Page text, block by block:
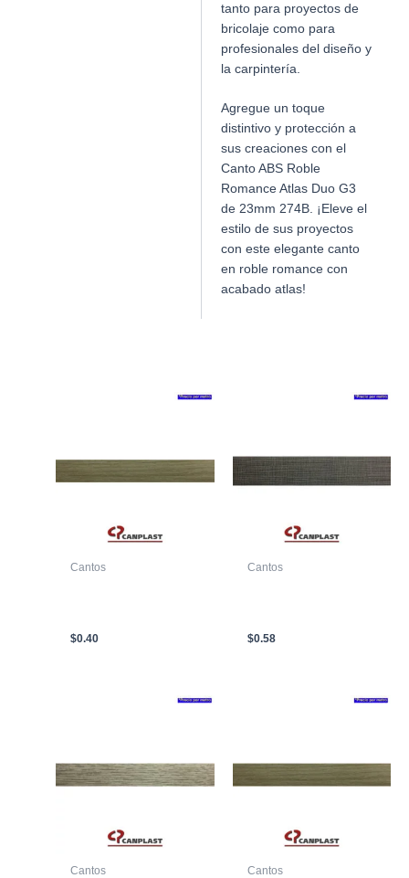
tanto para proyectos de
bricolaje como para
profesionales del diseño y
la carpintería.
Agregue un toque
distintivo y protección a
sus creaciones con el
Canto ABS Roble
Romance Atlas Duo G3
de 23mm 274B. ¡Eleve el
estilo de sus proyectos
con este elegante canto
en roble romance con
acabado atlas!
Cantos
$0.40
Cantos
$0.58
Cantos Cantos